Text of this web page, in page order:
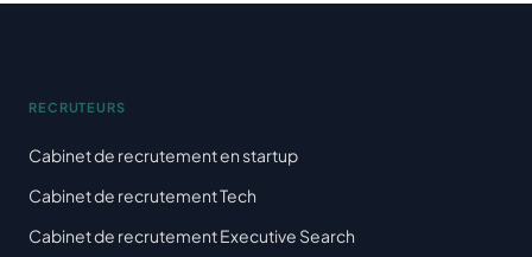
RECRUTEURS
Cabinet de recrutement en startup
Cabinet de recrutement Tech
Cabinet de recrutement Executive Search